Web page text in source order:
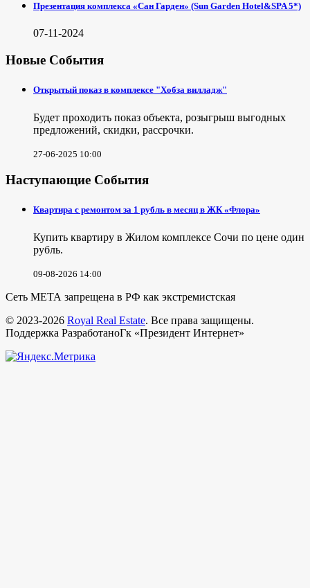
Презентация комплекса «Сан Гарден» (Sun Garden Hotel&SPA 5*)
07-11-2024
Новые События
Открытый показ в комплексе "Хобза вилладж"
Будет проходить показ объекта, розыгрыш выгодных
предложений, скидки, рассрочки.
27-06-2025 10:00
Наступающие События
Квартира с ремонтом за 1 рубль в месяц в ЖК «Флора»
Купить квартиру в Жилом комплексе Сочи по цене один
рубль.
09-08-2026 14:00
Сеть МЕТА запрещена в РФ как экстремистская
© 2023-2026 Royal Real Estate. Все права защищены.
Поддержка РазработаноГк «Президент Интернет»